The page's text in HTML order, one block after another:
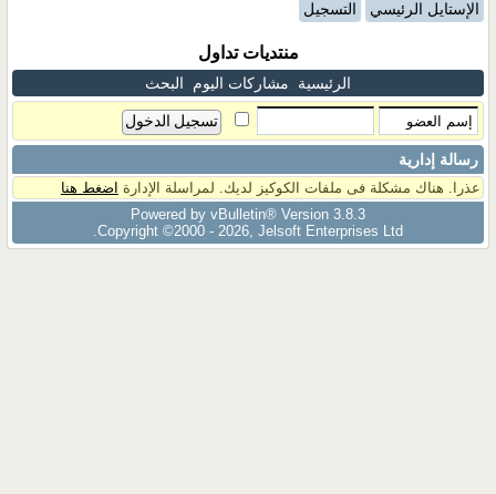
الإستايل الرئيسي التسجيل
منتديات تداول
الرئيسية مشاركات اليوم البحث
رسالة إدارية
عذرا. هناك مشكلة فى ملفات الكوكيز لديك. لمراسلة الإدارة اضغط هنا
Powered by vBulletin® Version 3.8.3
Copyright ©2000 - 2026, Jelsoft Enterprises Ltd.